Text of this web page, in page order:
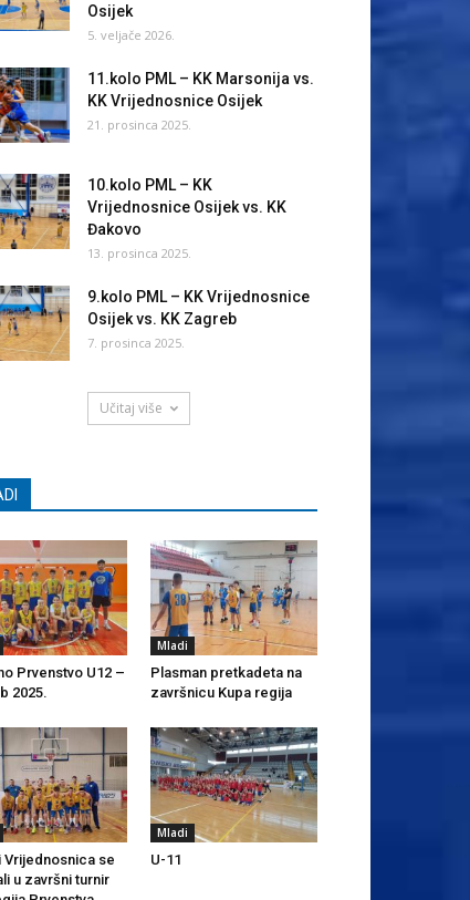
Osijek
5. veljače 2026.
11.kolo PML – KK Marsonija vs.
KK Vrijednosnice Osijek
21. prosinca 2025.
10.kolo PML – KK
Vrijednosnice Osijek vs. KK
Đakovo
13. prosinca 2025.
9.kolo PML – KK Vrijednosnice
Osijek vs. KK Zagreb
7. prosinca 2025.
Učitaj više
Prvenstvo U12 –
2025.
Mladi
Plasman pretkadeta na
završnicu Kupa regija
Vrijednosnica se
u završni turnir
Mladi
U-11